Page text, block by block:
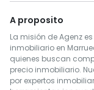
A proposito
La misión de Agenz
inmobiliario en
quienes buscan
precio inmobiliario.
por expertos